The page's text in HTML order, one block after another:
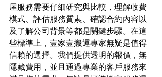
屋服務需要仔細研究與比較，理解收費
模式、評估服務質素、確認合約內容以
及了解公司背景等都是關鍵步驟。在這
些標準上，壹家壹搬運專家無疑是值得
信賴的選擇。我們提供透明的報價，無
隱藏費用，並且通過專業的客戶服務來